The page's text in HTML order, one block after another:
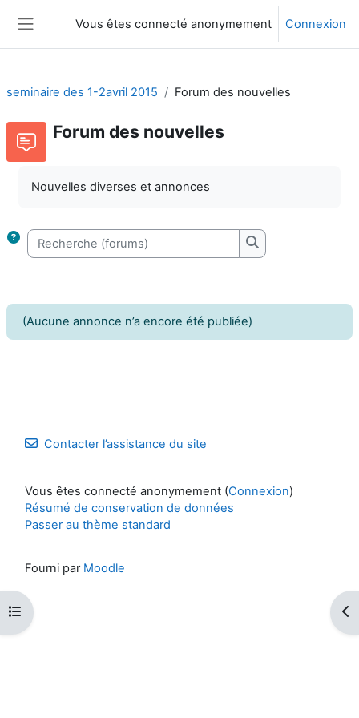
Vous êtes connecté anonymement Connexion
Ouvrir l’index du cours
seminaire des 1-2avril 2015 Forum des nouvelles
Forum des nouvelles
Nouvelles diverses et annonces
Recherche (forums)
Recherche
(Aucune annonce n’a encore été publiée)
Contacter l’assistance du site
Vous êtes connecté anonymement (Connexion)
Résumé de conservation de données
Passer au thème standard
Fourni par Moodle